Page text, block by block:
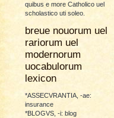
quibus e more Catholico uel
scholastico uti soleo.
breue nouorum uel
rariorum uel
modernorum
uocabulorum
lexicon
*ASSECVRANTIA, -ae:
insurance
*BLOGVS, -i: blog